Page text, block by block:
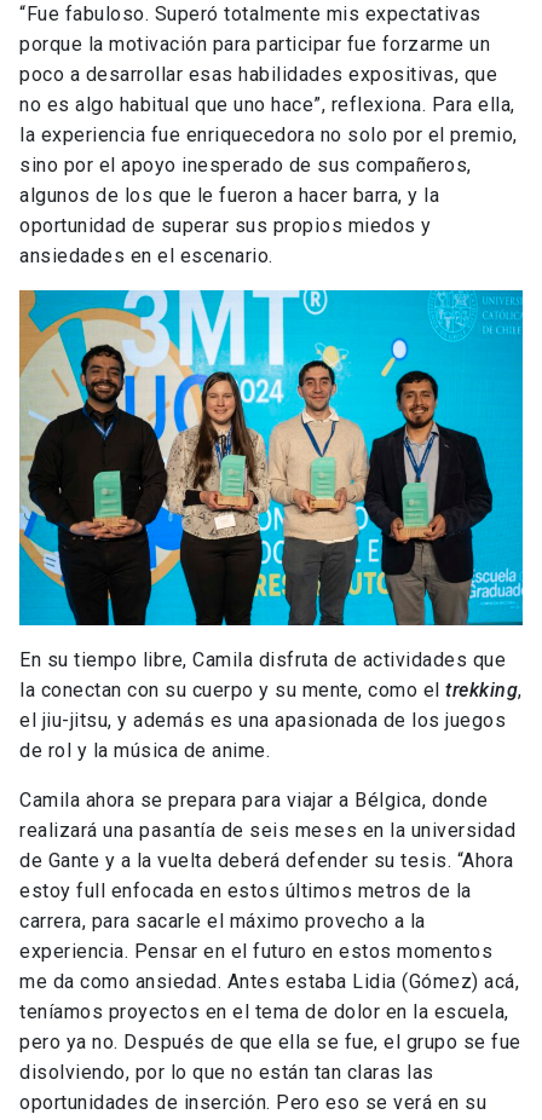
“Fue fabuloso. Superó totalmente mis expectativas
porque la motivación para participar fue forzarme un
poco a desarrollar esas habilidades expositivas, que
no es algo habitual que uno hace”, reflexiona. Para ella,
la experiencia fue enriquecedora no solo por el premio,
sino por el apoyo inesperado de sus compañeros,
algunos de los que le fueron a hacer barra, y la
oportunidad de superar sus propios miedos y
ansiedades en el escenario.
En su tiempo libre, Camila disfruta de actividades que
la conectan con su cuerpo y su mente, como el trekking,
el jiu-jitsu, y además es una apasionada de los juegos
de rol y la música de anime.
Camila ahora se prepara para viajar a Bélgica, donde
realizará una pasantía de seis meses en la universidad
de Gante y a la vuelta deberá defender su tesis. “Ahora
estoy full enfocada en estos últimos metros de la
carrera, para sacarle el máximo provecho a la
experiencia. Pensar en el futuro en estos momentos
me da como ansiedad. Antes estaba Lidia (Gómez) acá,
teníamos proyectos en el tema de dolor en la escuela,
pero ya no. Después de que ella se fue, el grupo se fue
disolviendo, por lo que no están tan claras las
oportunidades de inserción. Pero eso se verá en su